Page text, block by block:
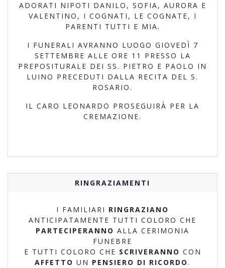
ADORATI NIPOTI DANILO, SOFIA, AURORA E
VALENTINO, I COGNATI, LE COGNATE, I
PARENTI TUTTI E MIA.
I FUNERALI AVRANNO LUOGO GIOVEDÌ 7
SETTEMBRE ALLE ORE 11 PRESSO LA
PREPOSITURALE DEI SS. PIETRO E PAOLO IN
LUINO PRECEDUTI DALLA RECITA DEL S.
ROSARIO.
IL CARO LEONARDO PROSEGUIRÀ PER LA
CREMAZIONE.
RINGRAZIAMENTI
I FAMILIARI RINGRAZIANO
ANTICIPATAMENTE TUTTI COLORO CHE
PARTECIPERANNO ALLA CERIMONIA
FUNEBRE
E TUTTI COLORO CHE SCRIVERANNO CON
AFFETTO UN PENSIERO DI RICORDO .